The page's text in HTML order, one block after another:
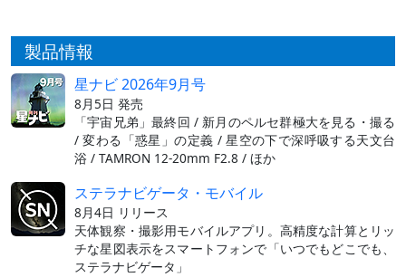
製品情報
星ナビ 2026年9月号
8月5日 発売
「宇宙兄弟」最終回 / 新月のペルセ群極大を見る・撮る
/ 変わる「惑星」の定義 / 星空の下で深呼吸する天文台
浴 / TAMRON 12-20mm F2.8 / ほか
ステラナビゲータ・モバイル
8月4日 リリース
天体観察・撮影用モバイルアプリ。高精度な計算とリッ
チな星図表示をスマートフォンで「いつでもどこでも、
ステラナビゲータ」